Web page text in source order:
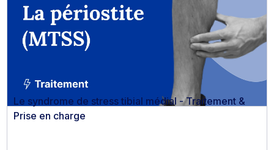
Le syndrome de stress tibial médial - Traitement &
Prise en charge